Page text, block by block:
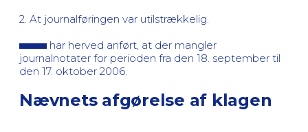
2. At journalføringen var utilstrækkelig.
har herved anført, at der mangler
journalnotater for perioden fra den 18. september til
den 17. oktober 2006.
Nævnets afgørelse af klagen